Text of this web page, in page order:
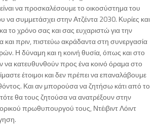
να προσκαλέσουμε το οικοσύστημα του
να συμμετάσχει στην Ατζέντα 2030. Κυρίες και
το χρόνο σας και σας ευχαριστώ για την
και πριν, πιστεύω ακράδαντα στη συνεργασία
Η δύναμη και η κοινή θυσία, όπως και στο
κατευθυνθούν προς ένα κοινό όραμα στο
έτοιμοι και δεν πρέπει να επαναλάβουμε
Και αν μπορούσα να ζητήσω κάτι από το
θα τους ζητούσα να ανατρέξουν στην
πρωθυπουργού τους, Ντέιβιντ Λόιντ